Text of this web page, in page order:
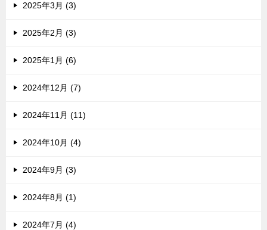
2025年3月 (3)
2025年2月 (3)
2025年1月 (6)
2024年12月 (7)
2024年11月 (11)
2024年10月 (4)
2024年9月 (3)
2024年8月 (1)
2024年7月 (4)